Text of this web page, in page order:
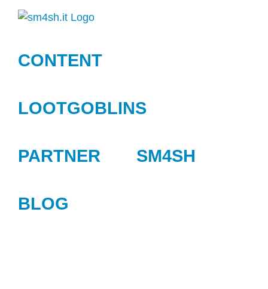
Zum
CONTENT
LOOTGOBLINS
PARTNER SM4SH
BLOG